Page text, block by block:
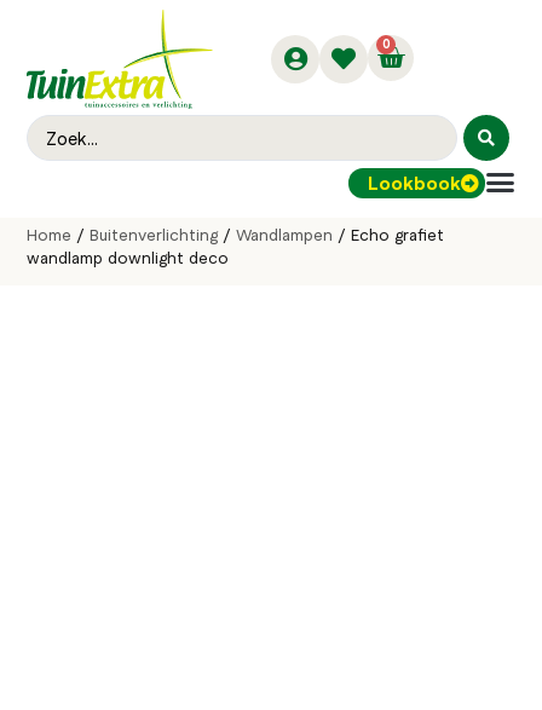
0
Lookbook
Home /Buitenverlichting/Wandlampen / Echo grafiet
wandlamp downlight deco